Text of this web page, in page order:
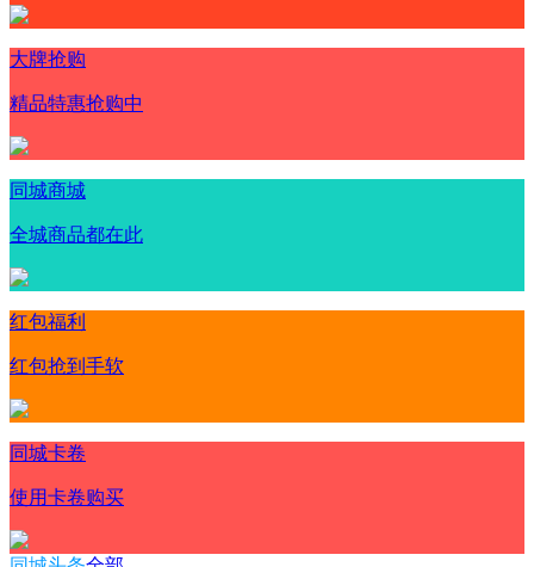
大牌抢购
精品特惠抢购中
同城商城
全城商品都在此
红包福利
红包抢到手软
同城卡卷
使用卡卷购买